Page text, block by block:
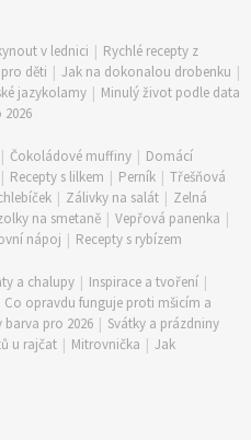
Speciál
v lednici | Rychlé recepty z
děti | Jak na dokonalou drobenku |
jazykolamy | Minulý život podle data
2026
| Čokoládové muffiny | Domácí
| Recepty s lilkem | Perník | Třešňová
| Zálivky na salát | Zelná
na smetaně | Vepřová panenka |
nápoj | Recepty s rybízem
a chalupy | Inspirace a tvoření |
Co opravdu funguje proti mšicím a
barva pro 2026 | Svátky a prázdniny
u rajčat | Mitrovnička | Jak